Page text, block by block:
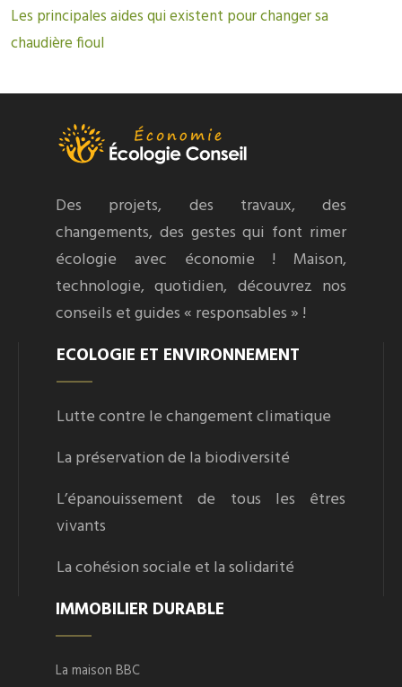
Les principales aides qui existent pour changer sa
chaudière fioul
Des projets, des travaux, des
changements, des gestes qui font rimer
écologie avec économie ! Maison,
technologie, quotidien, découvrez nos
conseils et guides « responsables » !
ECOLOGIE ET ENVIRONNEMENT
Lutte contre le changement climatique
La préservation de la biodiversité
L’épanouissement de tous les êtres
vivants
La cohésion sociale et la solidarité
IMMOBILIER DURABLE
La maison BBC